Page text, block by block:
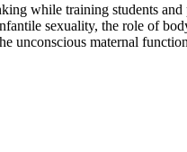
while training students
sexuality, the role of
unconscious maternal